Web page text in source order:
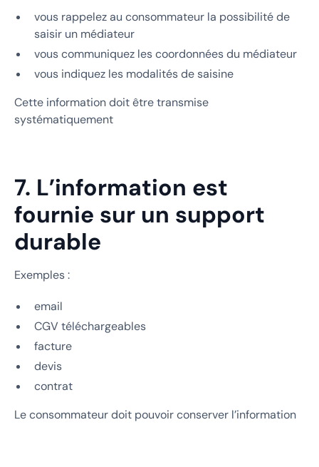
vous rappelez au consommateur la possibilité de
saisir un médiateur
vous communiquez les coordonnées du médiateur
vous indiquez les modalités de saisine
Cette information doit être transmise
systématiquement
7. L’information est
fournie sur un support
durable
Exemples :
email
CGV téléchargeables
facture
devis
contrat
Le consommateur doit pouvoir conserver l’information